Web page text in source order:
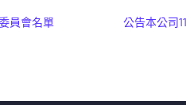
員會名單 公告本公司